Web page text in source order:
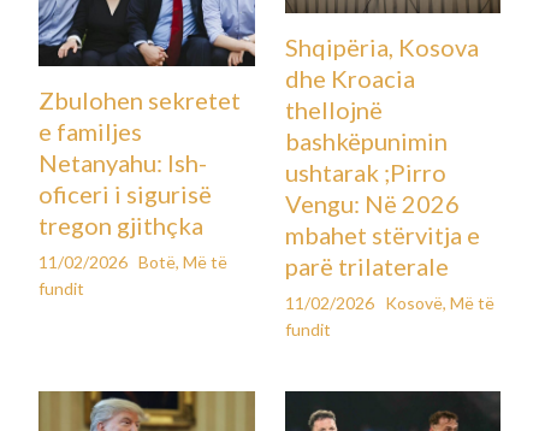
Zbulohen sekretet
e familjes
Netanyahu: Ish-
oficeri i sigurisë
tregon gjithçka
11/02/2026 Botë,Më të
fundit
Shqipëria, Kosova
dhe Kroacia
thellojnë
bashkëpunimin
ushtarak ;Pirro
Vengu: Në 2026
mbahet stërvitja e
parë trilaterale
11/02/2026 Kosovë, Më të
fundit